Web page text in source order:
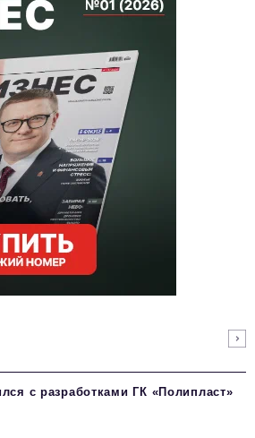
с разработками ГК «Полипласт»